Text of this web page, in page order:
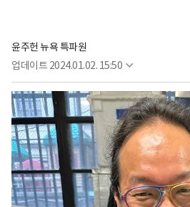
윤주헌 뉴욕 특파원
업데이트 2024.01.02. 15:50